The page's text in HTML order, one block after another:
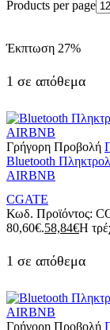
Products per page
Έκπτωση 27%
1 σε απόθεμα
Γρήγορη Προβολή
Βluetooth
AIRBNB
CGATE
Κωδ. Προϊόντος:
80,60€.58,84€Η
1 σε απόθεμα
Γρήγορη Προβολή